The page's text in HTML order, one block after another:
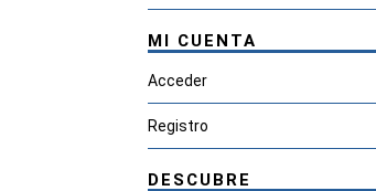
MI CUENTA
Acceder
Registro
DESCUBRE